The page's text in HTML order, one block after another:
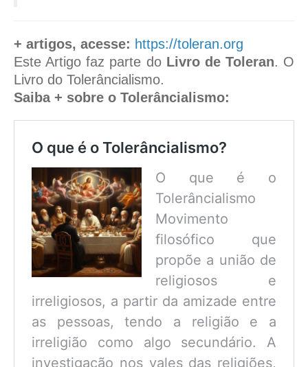
+ artigos, acesse: https://toleran.org
Este Artigo faz parte do Livro de Toleran. O
Livro do Tolerâncialismo.
Saiba + sobre o Tolerâncialismo:
O que é o Tolerâncialismo?
O que é o
Tolerâncialismo
Movimento
filosófico que
propõe a união de
religiosos e
irreligiosos, a partir da amizade entre
as pessoas, tendo a religião e a
irreligião como algo secundário. A
investigação nos vales das religiões,